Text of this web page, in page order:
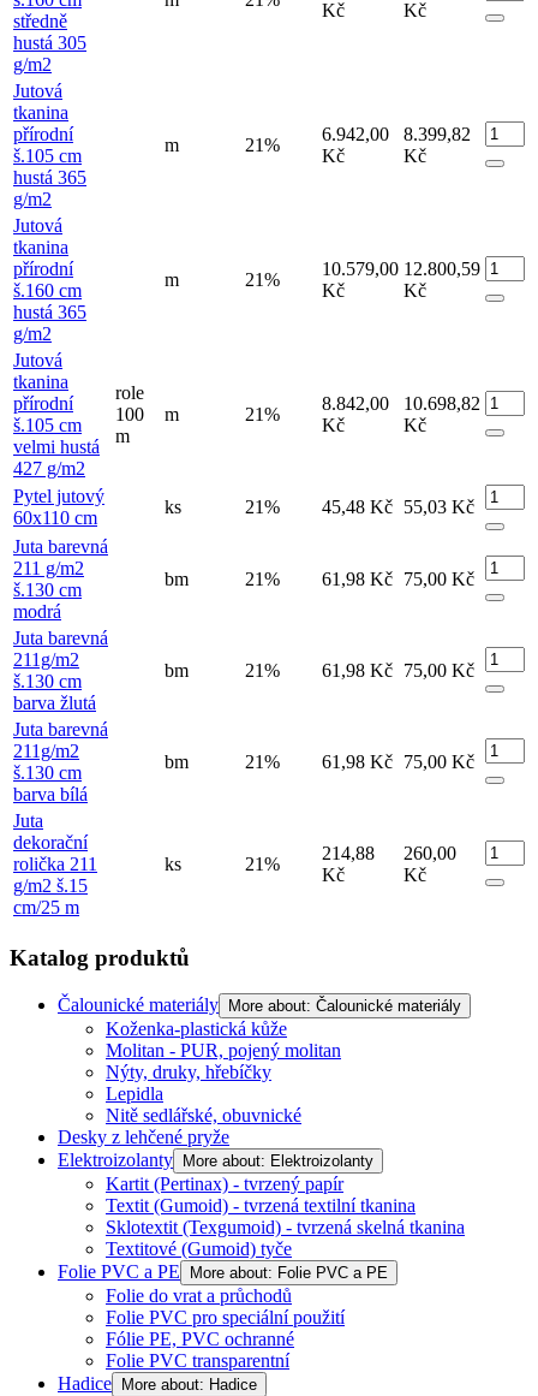
středně
hustá 305
g/m2
Kč
Kč
Jutová
tkanina
přírodní
š.105 cm
hustá 365
g/m2
m 21%
6.942,00
Kč
8.399,82
Kč
Jutová
tkanina
přírodní
š.160 cm
hustá 365
g/m2
m 21%
10.579,00
Kč
12.800,59
Kč
Jutová
tkanina
přírodní
š.105 cm
velmi hustá
427 g/m2
role
100
m
m 21%
8.842,00
Kč
10.698,82
Kč
Pytel jutový
60x110 cm
ks 21% 45,48 Kč 55,03 Kč
Juta barevná
211 g/m2
š.130 cm
modrá
bm 21% 61,98 Kč 75,00 Kč
Juta barevná
211g/m2
š.130 cm
barva žlutá
bm 21% 61,98 Kč 75,00 Kč
Juta barevná
211g/m2
š.130 cm
barva bílá
bm 21% 61,98 Kč 75,00 Kč
Juta
dekorační
rolička 211
g/m2 š.15
cm/25 m
ks 21%
214,88
Kč
260,00
Kč
Katalog produktů
Čalounické materiály More about: Čalounické materiály
Koženka-plastická kůže
Molitan - PUR, pojený molitan
Nýty, druky, hřebíčky
Lepidla
Nitě sedlářské, obuvnické
Desky z lehčené pryže
Elektroizolanty
More about: Elektroizolanty
Kartit (Pertinax) - tvrzený papír
Textit (Gumoid) - tvrzená textilní tkanina
Sklotextit (Texgumoid) - tvrzená skelná tkanina
Textitové (Gumoid) tyče
Folie PVC a PE
More about: Folie PVC a PE
Folie do vrat a průchodů
Folie PVC pro speciální použití
Fólie PE, PVC ochranné
Folie PVC transparentní
Hadice
More about: Hadice